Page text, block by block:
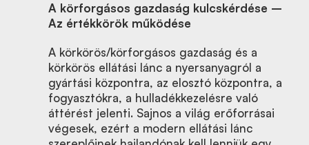
A körforgásos gazdaság kulcskérdése –
Az értékkörök működése
A körkörös/körforgásos gazdaság és a
körkörös ellátási lánc a nyersanyagról a
gyártási központra, az elosztó központra, a
fogyasztókra, a hulladékkezelésre való
áttérést jelenti. Sajnos a világ erőforrásai
végesek, ezért a modern ellátási lánc